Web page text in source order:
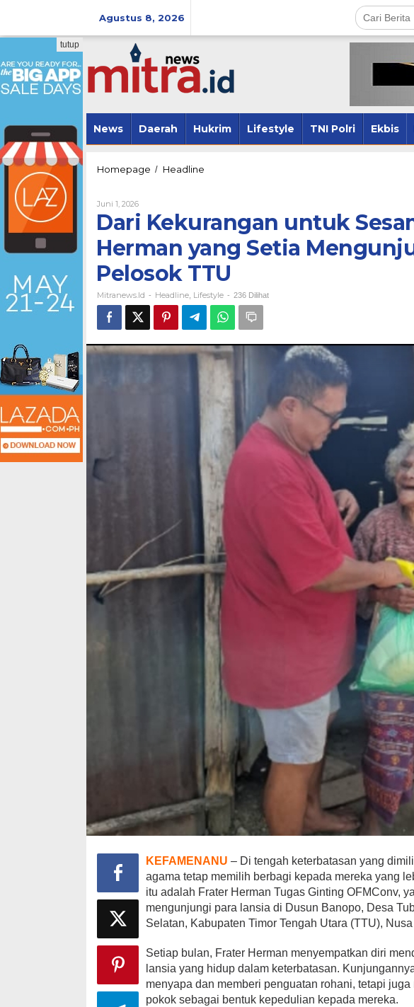
Agustus 8, 2026
News Daerah Hukrim Lifestyle TNI Polri Ekbis
tutup
Homepage / Headline
Kisah
Frater
Herman
yang
Setia
Mengunjungi
Lansia
di
Pelosok
Juni 1, 2026Oleh
Mitranews.id
Dari Kekurangan untuk
Herman yang Setia
Pelosok TTU
Mitranews.id - Headline Lifestyle - 236 Dilihat
KEFAMENANU – Di tengah keterbatasan yang
agama tetap memilih berbagi kepada mereka yang
itu adalah Frater Herman Tugas Ginting OFMConv,
mengunjungi para lansia di Dusun Banopo, Desa
Selatan, Kabupaten Timor Tengah Utara (TTU),
Setiap bulan, Frater Herman menyempatkan diri
lansia yang hidup dalam keterbatasan.
menyapa dan memberi penguatan rohani, tetapi
pokok sebagai bentuk kepedulian kepada mereka.